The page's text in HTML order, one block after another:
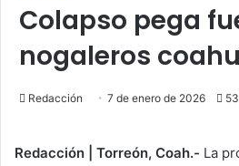
Colapso pega
nogaleros
Redacción 7 de enero de 2026 53
Redacción | Torreón, Coah.- La